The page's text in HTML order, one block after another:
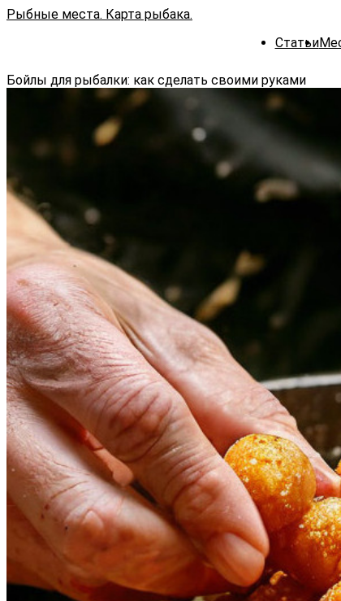
Рыбные места. Карта рыбака.
Статьи
Бойлы для рыбалки: как сделать своими руками